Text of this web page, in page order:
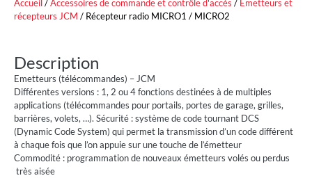
Accueil /Accessoires de commande et contrôle d'accès / Emetteurs et
récepteurs JCM / Récepteur radio MICRO1 / MICRO2
Description
Emetteurs (télécommandes) – JCM
Différentes versions : 1, 2 ou 4 fonctions destinées à de multiples
applications (télécommandes pour portails, portes de garage, grilles,
barrières, volets, …). Sécurité : système de code tournant DCS
(Dynamic Code System) qui permet la transmission d’un code différent
à chaque fois que l’on appuie sur une touche de l’émetteur
Commodité : programmation de nouveaux émetteurs volés ou perdus
très aisée